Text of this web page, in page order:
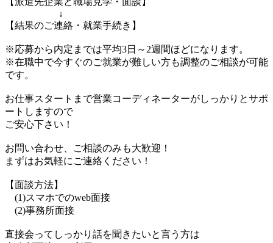
↓
【結果のご連絡・就業手続き】
※応募から内定までは平均3日～2週間ほどになります。
※在職中で今すぐのご就業が難しい方も調整のご相談が可能
です。
お仕事スタートまで営業コーディネーターがしっかりとサポ
ートしますので
ご安心下さい！
お問い合わせ、ご相談のみも大歓迎！
まずはお気軽にご連絡ください！
【面談方法】
(1)スマホでのweb面接
(2)事務所面接
直接会ってしっかり話を聞きたいと言う方は